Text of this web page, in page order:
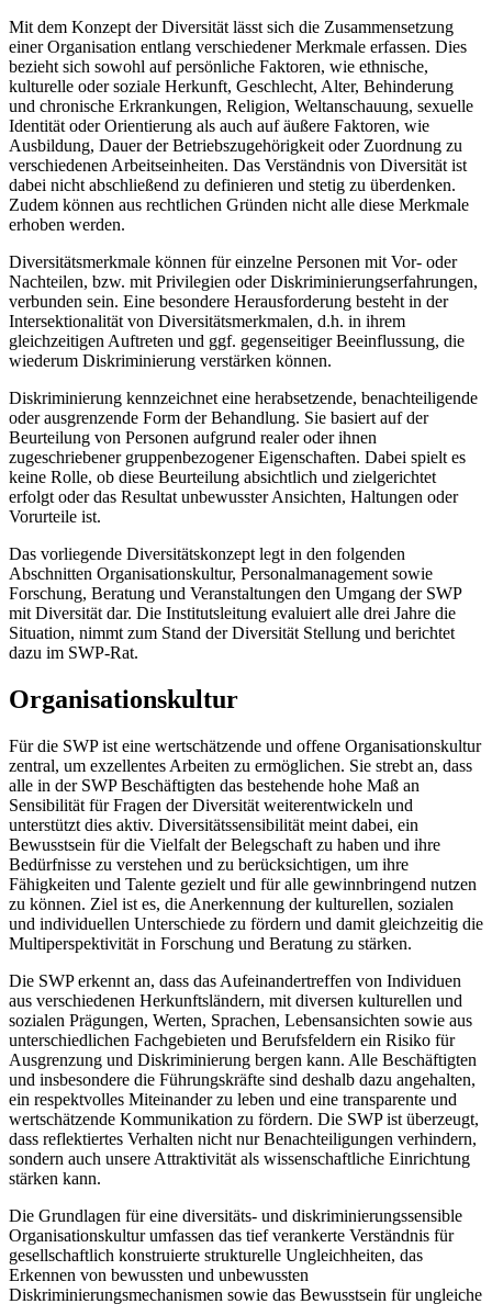
Mit dem Konzept der Diversität lässt sich die Zusammensetzung
einer Organisation entlang verschiedener Merkmale erfassen. Dies
bezieht sich sowohl auf persönliche Faktoren, wie ethnische,
kulturelle oder soziale Herkunft, Geschlecht, Alter, Behinderung
und chronische Erkrankungen, Religion, Weltanschauung, sexuelle
Identität oder Orientierung als auch auf äußere Faktoren, wie
Ausbildung, Dauer der Betriebszugehörigkeit oder Zuordnung zu
verschiedenen Arbeitseinheiten. Das Verständnis von Diversität ist
dabei nicht abschließend zu definieren und stetig zu überdenken.
Zudem können aus rechtlichen Gründen nicht alle diese Merkmale
erhoben werden.
Diversitätsmerkmale können für einzelne Personen mit Vor- oder
Nachteilen, bzw. mit Privilegien oder Diskriminierungserfahrungen,
verbunden sein. Eine besondere Herausforderung besteht in der
Intersektionalität von Diversitätsmerkmalen, d.h. in ihrem
gleichzeitigen Auftreten und ggf. gegenseitiger Beeinflussung, die
wiederum Diskriminierung verstärken können.
Diskriminierung kennzeichnet eine herabsetzende, benachteiligende
oder ausgrenzende Form der Behandlung. Sie basiert auf der
Beurteilung von Personen aufgrund realer oder ihnen
zugeschriebener gruppenbezogener Eigenschaften. Dabei spielt es
keine Rolle, ob diese Beurteilung absichtlich und zielgerichtet
erfolgt oder das Resultat unbewusster Ansichten, Haltungen oder
Vorurteile ist.
Das vorliegende Diversitätskonzept legt in den folgenden
Abschnitten Organisationskultur, Personalmanagement sowie
Forschung, Beratung und Veranstaltungen den Umgang der SWP
mit Diversität dar. Die Institutsleitung evaluiert alle drei Jahre die
Situation, nimmt zum Stand der Diversität Stellung und berichtet
dazu im SWP-Rat.
Organisationskultur
Für die SWP ist eine wertschätzende und offene Organisationskultur
zentral, um exzellentes Arbeiten zu ermöglichen. Sie strebt an, dass
alle in der SWP Beschäftigten das bestehende hohe Maß an
Sensibilität für Fragen der Diversität weiterentwickeln und
unterstützt dies aktiv. Diversitätssensibilität meint dabei, ein
Bewusstsein für die Vielfalt der Belegschaft zu haben und ihre
Bedürfnisse zu verstehen und zu berücksichtigen, um ihre
Fähigkeiten und Talente gezielt und für alle gewinnbringend nutzen
zu können. Ziel ist es, die Anerkennung der kulturellen, sozialen
und individuellen Unterschiede zu fördern und damit gleichzeitig die
Multiperspektivität in Forschung und Beratung zu stärken.
Die SWP erkennt an, dass das Aufeinandertreffen von Individuen
aus verschiedenen Herkunftsländern, mit diversen kulturellen und
sozialen Prägungen, Werten, Sprachen, Lebensansichten sowie aus
unterschiedlichen Fachgebieten und Berufsfeldern ein Risiko für
Ausgrenzung und Diskriminierung bergen kann. Alle Beschäftigten
und insbesondere die Führungskräfte sind deshalb dazu angehalten,
ein respektvolles Miteinander zu leben und eine transparente und
wertschätzende Kommunikation zu fördern. Die SWP ist überzeugt,
dass reflektiertes Verhalten nicht nur Benachteiligungen verhindern,
sondern auch unsere Attraktivität als wissenschaftliche Einrichtung
stärken kann.
Die Grundlagen für eine diversitäts- und diskriminierungssensible
Organisationskultur umfassen das tief verankerte Verständnis für
gesellschaftlich konstruierte strukturelle Ungleichheiten, das
Erkennen von bewussten und unbewussten
Diskriminierungsmechanismen sowie das Bewusstsein für ungleiche